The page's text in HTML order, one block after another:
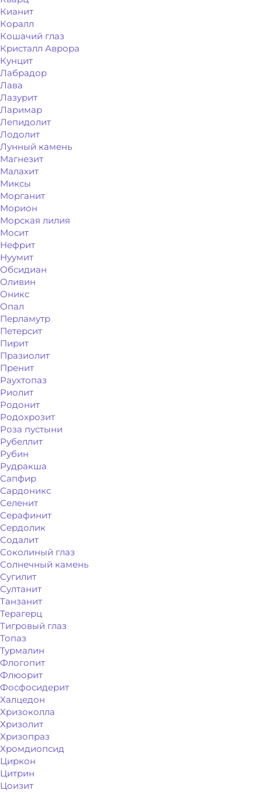
Кианит
Коралл
Кошачий глаз
Кристалл Аврора
Кунцит
Лабрадор
Лава
Лазурит
Ларимар
Лепидолит
Лодолит
Лунный камень
Магнезит
Малахит
Миксы
Морганит
Морион
Морская лилия
Мосит
Нефрит
Нуумит
Обсидиан
Оливин
Оникс
Опал
Перламутр
Петерсит
Пирит
Празиолит
Пренит
Раухтопаз
Риолит
Родонит
Родохрозит
Роза пустыни
Рубеллит
Рубин
Рудракша
Сапфир
Сардоникс
Селенит
Серафинит
Сердолик
Содалит
Соколиный глаз
Солнечный камень
Сугилит
Султанит
Танзанит
Терагерц
Тигровый глаз
Топаз
Турмалин
Флогопит
Флюорит
Фосфосидерит
Халцедон
Хризоколла
Хризолит
Хризопраз
Хромдиопсид
Циркон
Цитрин
Цоизит